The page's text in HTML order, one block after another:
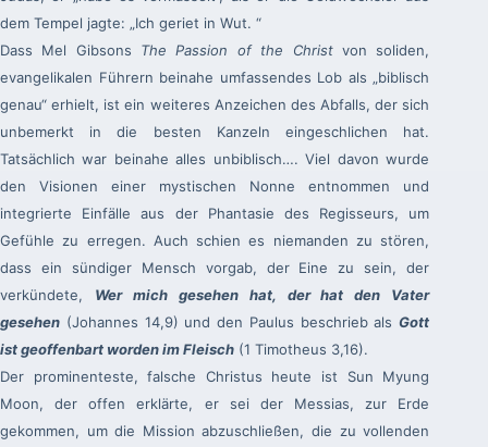
dem Tempel jagte: „Ich geriet in Wut. “
Dass Mel Gibsons The Passion of the Christvon soliden,
evangelikalen Führern beinahe umfassendes Lob als „biblisch
genau“ erhielt, ist ein weiteres Anzeichen des Abfalls, der sich
unbemerkt in die besten Kanzeln eingeschlichen hat.
Tatsächlich war beinahe alles unbiblisch…. Viel davon wurde
den Visionen einer mystischen Nonne entnommen und
integrierte Einfälle aus der Phantasie des Regisseurs, um
Gefühle zu erregen. Auch schien es niemanden zu stören,
dass ein sündiger Mensch vorgab, der Eine zu sein, der
verkündete, Wer mich gesehen hat, der hat den Vater
gesehen (Johannes 14,9) und den Paulus beschrieb alsGott
ist geoffenbart worden im Fleisch (1 Timotheus 3,16).
Der prominenteste, falsche Christus heute ist Sun Myung
Moon, der offen erklärte, er sei der Messias, zur Erde
gekommen, um die Mission abzuschließen, die zu vollenden